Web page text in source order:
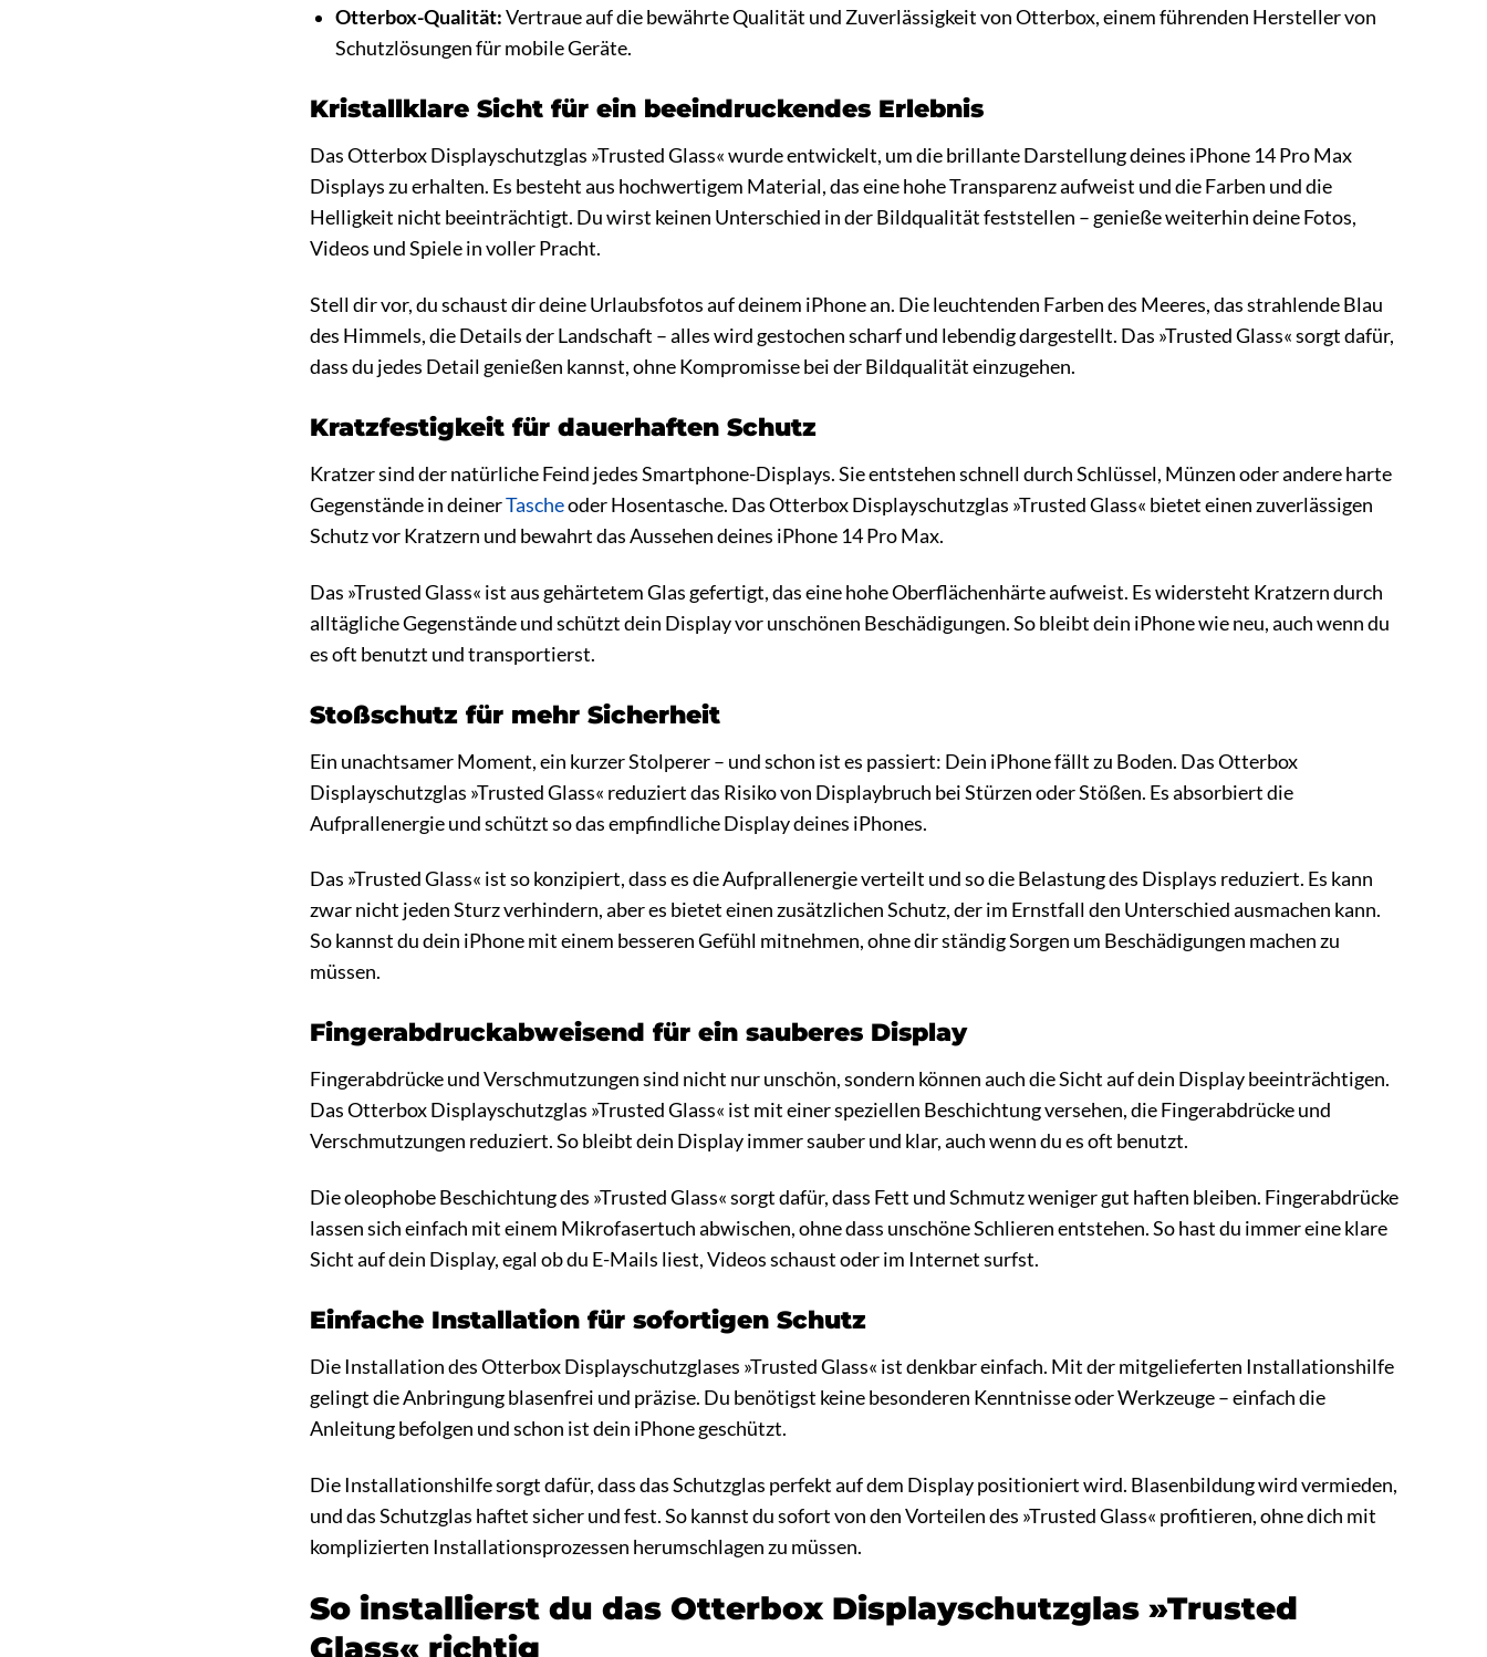
Otterbox-Qualität:Vertraue auf die bewährte Qualität und Zuverlässigkeit von Otterbox, einem führenden Hersteller von
Schutzlösungen für mobile Geräte.
Kristallklare Sicht für ein beeindruckendes Erlebnis
Das Otterbox Displayschutzglas »Trusted Glass« wurde entwickelt, um die brillante Darstellung deines iPhone 14 Pro Max
Displays zu erhalten. Es besteht aus hochwertigem Material, das eine hohe Transparenz aufweist und die Farben und die
Helligkeit nicht beeinträchtigt. Du wirst keinen Unterschied in der Bildqualität feststellen – genieße weiterhin deine Fotos,
Videos und Spiele in voller Pracht.
Stell dir vor, du schaust dir deine Urlaubsfotos auf deinem iPhone an. Die leuchtenden Farben des Meeres, das strahlende Blau
des Himmels, die Details der Landschaft – alles wird gestochen scharf und lebendig dargestellt. Das »Trusted Glass« sorgt dafür,
dass du jedes Detail genießen kannst, ohne Kompromisse bei der Bildqualität einzugehen.
Kratzfestigkeit für dauerhaften Schutz
Kratzer sind der natürliche Feind jedes Smartphone-Displays. Sie entstehen schnell durch Schlüssel, Münzen oder andere harte
Gegenstände in deinerTascheoder Hosentasche. Das Otterbox Displayschutzglas »Trusted Glass« bietet einen zuverlässigen
Schutz vor Kratzern und bewahrt das Aussehen deines iPhone 14 Pro Max.
Das »Trusted Glass« ist aus gehärtetem Glas gefertigt, das eine hohe Oberflächenhärte aufweist. Es widersteht Kratzern durch
alltägliche Gegenstände und schützt dein Display vor unschönen Beschädigungen. So bleibt dein iPhone wie neu, auch wenn du
es oft benutzt und transportierst.
Stoßschutz für mehr Sicherheit
Ein unachtsamer Moment, ein kurzer Stolperer – und schon ist es passiert: Dein iPhone fällt zu Boden. Das Otterbox
Displayschutzglas »Trusted Glass« reduziert das Risiko von Displaybruch bei Stürzen oder Stößen. Es absorbiert die
Aufprallenergie und schützt so das empfindliche Display deines iPhones.
Das »Trusted Glass« ist so konzipiert, dass es die Aufprallenergie verteilt und so die Belastung des Displays reduziert. Es kann
zwar nicht jeden Sturz verhindern, aber es bietet einen zusätzlichen Schutz, der im Ernstfall den Unterschied ausmachen kann.
So kannst du dein iPhone mit einem besseren Gefühl mitnehmen, ohne dir ständig Sorgen um Beschädigungen machen zu
müssen.
Fingerabdruckabweisend für ein sauberes Display
Fingerabdrücke und Verschmutzungen sind nicht nur unschön, sondern können auch die Sicht auf dein Display beeinträchtigen.
Das Otterbox Displayschutzglas »Trusted Glass« ist mit einer speziellen Beschichtung versehen, die Fingerabdrücke und
Verschmutzungen reduziert. So bleibt dein Display immer sauber und klar, auch wenn du es oft benutzt.
Die oleophobe Beschichtung des »Trusted Glass« sorgt dafür, dass Fett und Schmutz weniger gut haften bleiben. Fingerabdrücke
lassen sich einfach mit einem Mikrofasertuch abwischen, ohne dass unschöne Schlieren entstehen. So hast du immer eine klare
Sicht auf dein Display, egal ob du E-Mails liest, Videos schaust oder im Internet surfst.
Einfache Installation für sofortigen Schutz
Die Installation des Otterbox Displayschutzglases »Trusted Glass« ist denkbar einfach. Mit der mitgelieferten Installationshilfe
gelingt die Anbringung blasenfrei und präzise. Du benötigst keine besonderen Kenntnisse oder Werkzeuge – einfach die
Anleitung befolgen und schon ist dein iPhone geschützt.
Die Installationshilfe sorgt dafür, dass das Schutzglas perfekt auf dem Display positioniert wird. Blasenbildung wird vermieden,
und das Schutzglas haftet sicher und fest. So kannst du sofort von den Vorteilen des »Trusted Glass« profitieren, ohne dich mit
komplizierten Installationsprozessen herumschlagen zu müssen.
So installierst du das Otterbox Displayschutzglas »Trusted
Glass« richtig